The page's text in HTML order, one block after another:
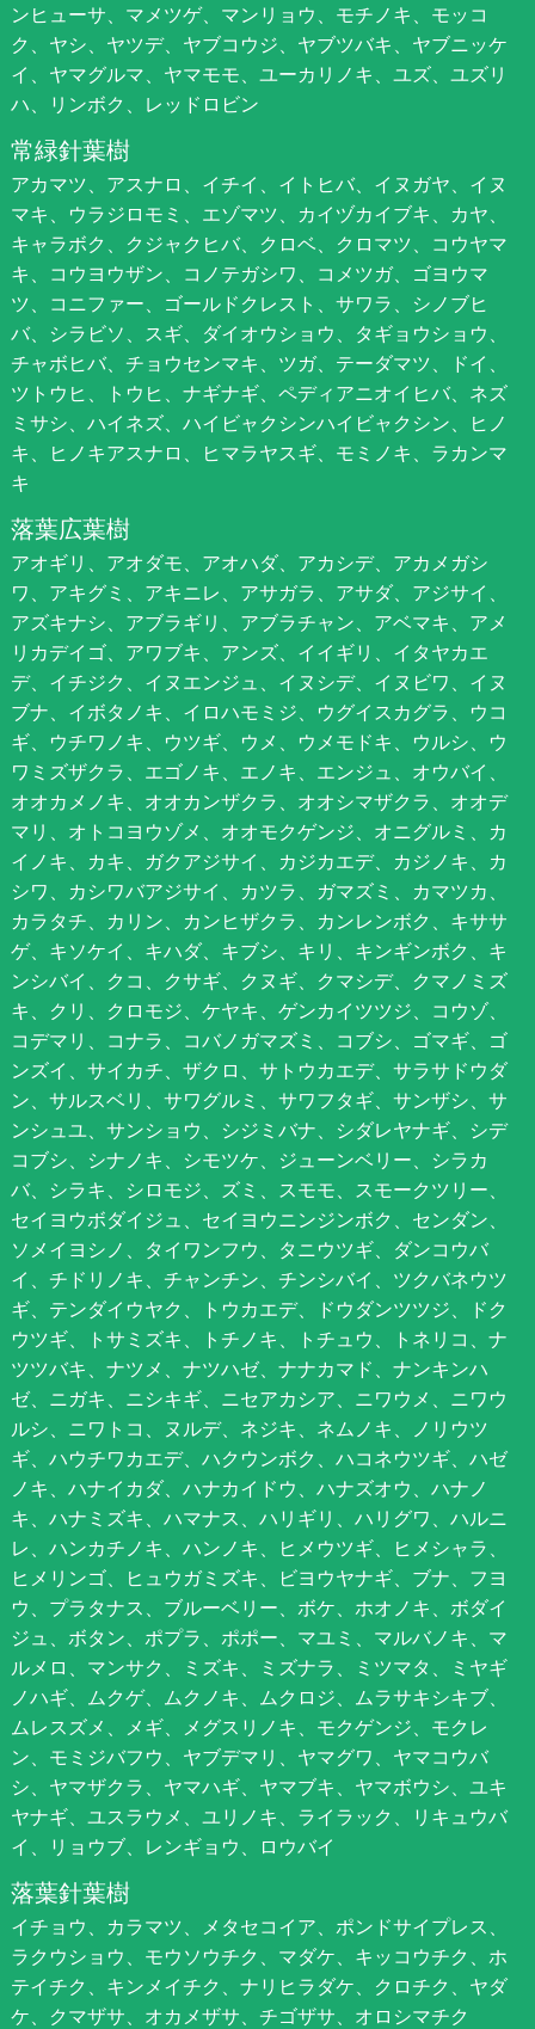
ンヒューサ、マメツゲ、マンリョウ、モチノキ、モッコ
ク、ヤシ、ヤツデ、ヤブコウジ、ヤブツバキ、ヤブニッケ
イ、ヤマグルマ、ヤマモモ、ユーカリノキ、ユズ、ユズリ
ハ、リンボク、レッドロビン
常緑針葉樹
アカマツ、アスナロ、イチイ、イトヒバ、イヌガヤ、イヌ
マキ、ウラジロモミ、エゾマツ、カイヅカイブキ、カヤ、
キャラボク、クジャクヒバ、クロベ、クロマツ、コウヤマ
キ、コウヨウザン、コノテガシワ、コメツガ、ゴヨウマ
ツ、コニファー、ゴールドクレスト、サワラ、シノブヒ
バ、シラビソ、スギ、ダイオウショウ、タギョウショウ、
チャボヒバ、チョウセンマキ、ツガ、テーダマツ、ドイ、
ツトウヒ、トウヒ、ナギナギ、ペディアニオイヒバ、ネズ
ミサシ、ハイネズ、ハイビャクシンハイビャクシン、ヒノ
キ、ヒノキアスナロ、ヒマラヤスギ、モミノキ、ラカンマ
キ
落葉広葉樹
アオギリ、アオダモ、アオハダ、アカシデ、アカメガシ
ワ、アキグミ、アキニレ、アサガラ、アサダ、アジサイ、
アズキナシ、アブラギリ、アブラチャン、アベマキ、アメ
リカデイゴ、アワブキ、アンズ、イイギリ、イタヤカエ
デ、イチジク、イヌエンジュ、イヌシデ、イヌビワ、イヌ
ブナ、イボタノキ、イロハモミジ、ウグイスカグラ、ウコ
ギ、ウチワノキ、ウツギ、ウメ、ウメモドキ、ウルシ、ウ
ワミズザクラ、エゴノキ、エノキ、エンジュ、オウバイ、
オオカメノキ、オオカンザクラ、オオシマザクラ、オオデ
マリ、オトコヨウゾメ、オオモクゲンジ、オニグルミ、カ
イノキ、カキ、ガクアジサイ、カジカエデ、カジノキ、カ
シワ、カシワバアジサイ、カツラ、ガマズミ、カマツカ、
カラタチ、カリン、カンヒザクラ、カンレンボク、キササ
ゲ、キソケイ、キハダ、キブシ、キリ、キンギンボク、キ
ンシバイ、クコ、クサギ、クヌギ、クマシデ、クマノミズ
キ、クリ、クロモジ、ケヤキ、ゲンカイツツジ、コウゾ、
コデマリ、コナラ、コバノガマズミ、コブシ、ゴマギ、ゴ
ンズイ、サイカチ、ザクロ、サトウカエデ、サラサドウダ
ン、サルスベリ、サワグルミ、サワフタギ、サンザシ、サ
ンシュユ、サンショウ、シジミバナ、シダレヤナギ、シデ
コブシ、シナノキ、シモツケ、ジューンベリー、シラカ
バ、シラキ、シロモジ、ズミ、スモモ、スモークツリー、
セイヨウボダイジュ、セイヨウニンジンボク、センダン、
ソメイヨシノ、タイワンフウ、タニウツギ、ダンコウバ
イ、チドリノキ、チャンチン、チンシバイ、ツクバネウツ
ギ、テンダイウヤク、トウカエデ、ドウダンツツジ、ドク
ウツギ、トサミズキ、トチノキ、トチュウ、トネリコ、ナ
ツツバキ、ナツメ、ナツハゼ、ナナカマド、ナンキンハ
ゼ、ニガキ、ニシキギ、ニセアカシア、ニワウメ、ニワウ
ルシ、ニワトコ、ヌルデ、ネジキ、ネムノキ、ノリウツ
ギ、ハウチワカエデ、ハクウンボク、ハコネウツギ、ハゼ
ノキ、ハナイカダ、ハナカイドウ、ハナズオウ、ハナノ
キ、ハナミズキ、ハマナス、ハリギリ、ハリグワ、ハルニ
レ、ハンカチノキ、ハンノキ、ヒメウツギ、ヒメシャラ、
ヒメリンゴ、ヒュウガミズキ、ビヨウヤナギ、ブナ、フヨ
ウ、プラタナス、ブルーベリー、ボケ、ホオノキ、ボダイ
ジュ、ボタン、ポプラ、ポポー、マユミ、マルバノキ、マ
ルメロ、マンサク、ミズキ、ミズナラ、ミツマタ、ミヤギ
ノハギ、ムクゲ、ムクノキ、ムクロジ、ムラサキシキブ、
ムレスズメ、メギ、メグスリノキ、モクゲンジ、モクレ
ン、モミジバフウ、ヤブデマリ、ヤマグワ、ヤマコウバ
シ、ヤマザクラ、ヤマハギ、ヤマブキ、ヤマボウシ、ユキ
ヤナギ、ユスラウメ、ユリノキ、ライラック、リキュウバ
イ、リョウブ、レンギョウ、ロウバイ
落葉針葉樹
イチョウ、カラマツ、メタセコイア、ポンドサイプレス、
ラクウショウ、モウソウチク、マダケ、キッコウチク、ホ
テイチク、キンメイチク、ナリヒラダケ、クロチク、ヤダ
ケ、クマザサ、オカメザサ、チゴザサ、オロシマチク